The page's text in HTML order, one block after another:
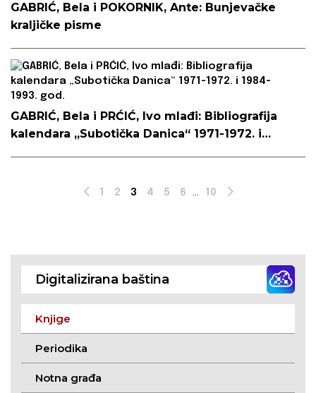
GABRIĆ, Bela i POKORNIK, Ante: Bunjevačke
kraljičke pisme
GABRIĆ, Bela i PRĆIĆ, Ivo mlađi: Bibliografija
kalendara „Subotička Danica“ 1971-1972. i
Prev1 2 3 4 5 6 ... 10 Next
Digitalizirana baština
Knjige
Periodika
Notna građa